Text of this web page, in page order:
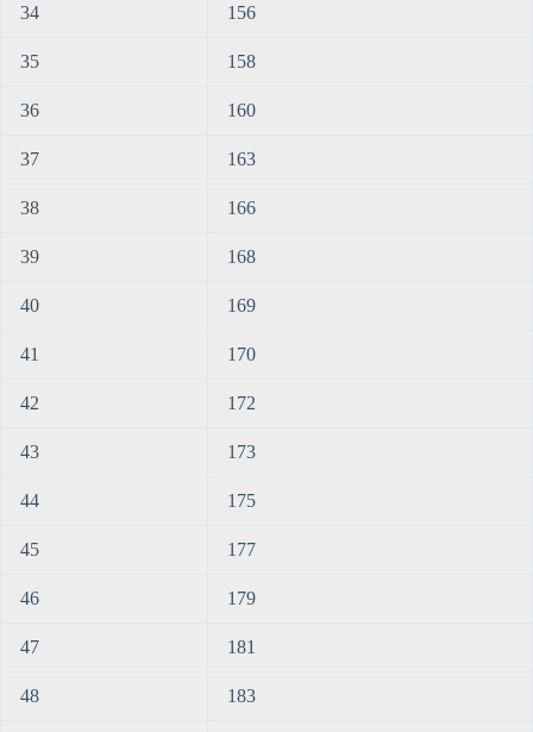
34 156
35 158
36 160
37 163
38 166
39 168
40 169
41 170
42 172
43 173
44 175
45 177
46 179
47 181
48 183